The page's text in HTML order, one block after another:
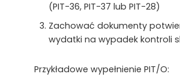
(PIT-36, PIT-37 lub PIT-28)
Zachować dokumenty
wydatki na wypadek kontroli
Przykładowe wypełnienie PIT/O: